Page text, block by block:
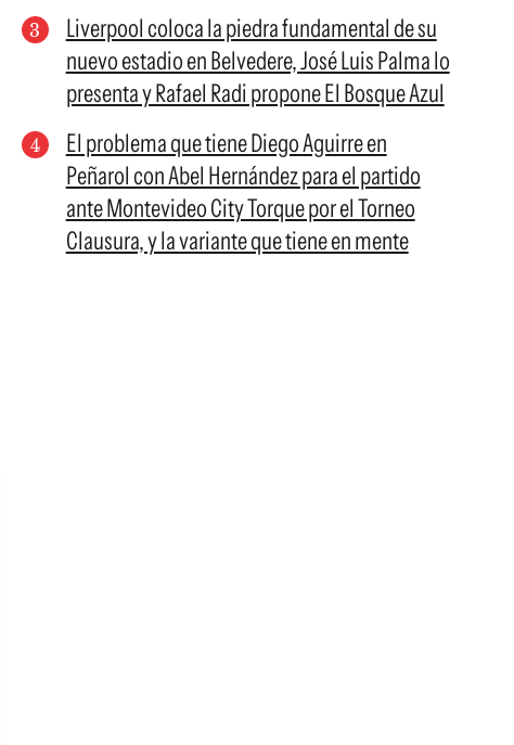
Liverpool coloca la piedra fundamental de su
nuevo estadio en Belvedere, José Luis Palma lo
presenta y Rafael Radi propone El Bosque Azul
El problema que tiene Diego Aguirre en
Peñarol con Abel Hernández para el partido
ante Montevideo City Torque por el Torneo
Clausura, y la variante que tiene en mente